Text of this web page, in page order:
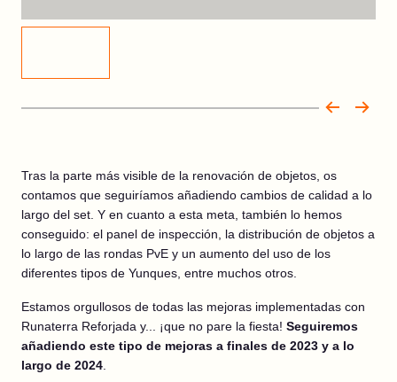
Tras la parte más visible de la renovación de objetos, os
contamos que seguiríamos añadiendo cambios de calidad a lo
largo del set. Y en cuanto a esta meta, también lo hemos
conseguido: el panel de inspección, la distribución de objetos a
lo largo de las rondas PvE y un aumento del uso de los
diferentes tipos de Yunques, entre muchos otros.
Estamos orgullosos de todas las mejoras implementadas con
Runaterra Reforjada y... ¡que no pare la fiesta! Seguiremos
añadiendo este tipo de mejoras a finales de 2023 y a lo
largo de 2024